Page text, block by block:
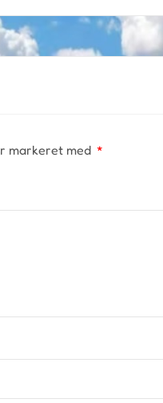
markeret med *